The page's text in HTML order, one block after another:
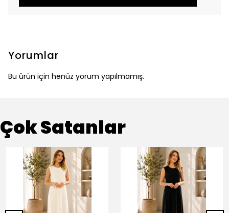
Yorumlar
Bu ürün için henüz yorum yapılmamış.
Çok Satanlar